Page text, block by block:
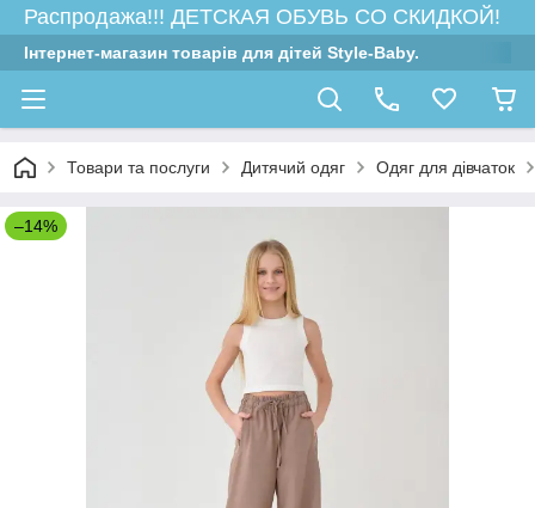
Распродажа!!! ДЕТСКАЯ ОБУВЬ СО СКИДКОЙ!
Інтернет-магазин товарів для дітей Style-Baby.
Товари та послуги Дитячий одяг Одяг для дівчаток
–14%